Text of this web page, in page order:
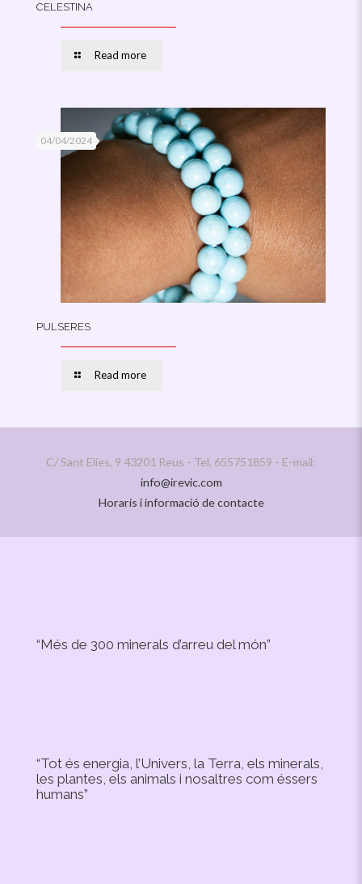
CELESTINA
Read more
04/04/2024
PULSERES
Read more
C/ Sant Elies, 9 43201 Reus - Tel. 655751859 - E-mail:
info@irevic.com
Horaris i informació de contacte
“Més de 300 minerals d’arreu del món”
“Tot és energia, l’Univers, la Terra, els minerals,
les plantes, els animals i nosaltres com éssers
humans”